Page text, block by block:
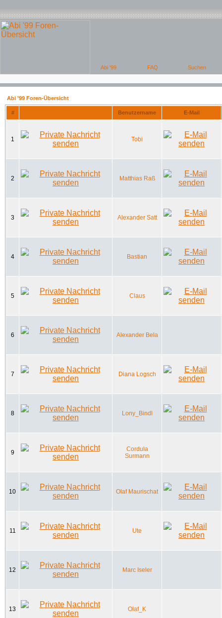
Abi '99 Foren-Übersicht
# Benutzername E-Mail
1 Tobi
2 Matthias Raß
3 Alexander Satt
4 Bastian
5 Claus
6 Alexander Bela
7 Diana Logsch
8 Lony_Bindl
9
Cordula
Surmann
10 Olaf Maurischat
11 Ute
12 Marc Iseler
13 Olaf_K